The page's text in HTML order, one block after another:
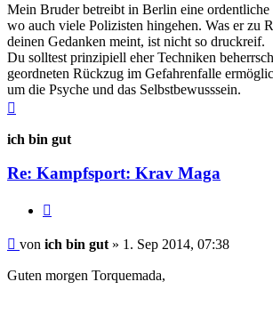
Mein Bruder betreibt in Berlin eine ordentliche
wo auch viele Polizisten hingehen. Was er zu
deinen Gedanken meint, ist nicht so druckreif.
Du solltest prinzipiell eher Techniken
geordneten Rückzug im Gefahrenfalle
um die Psyche und das Selbstbewusssein.
ich bin gut
Re: Kampfsport: Krav Maga
Beitrag
von ich bin gut » 1. Sep 2014, 07:38
Guten morgen Torquemada,